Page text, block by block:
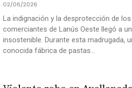
02/06/2026
La indignación y la desprotección de los
comerciantes de Lanús Oeste llegó a
insostenible. Durante esta madrugada,
conocida fábrica de pastas...